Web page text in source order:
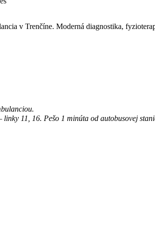
v Trenčíne. Moderná diagnostika,
11, 16. Pešo 1 minúta od autobusovej